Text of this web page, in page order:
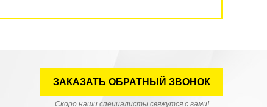
ЗАКАЗАТЬ ОБРАТНЫЙ ЗВОНОК
Скоро наши специалисты свяжутся с вами!